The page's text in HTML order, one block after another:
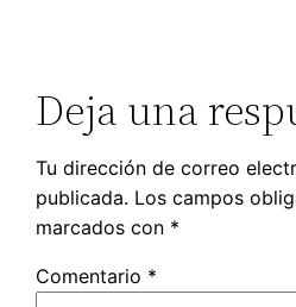
Deja una
Tu dirección de correo
publicada. Los campos
marcados con *
Comentario *